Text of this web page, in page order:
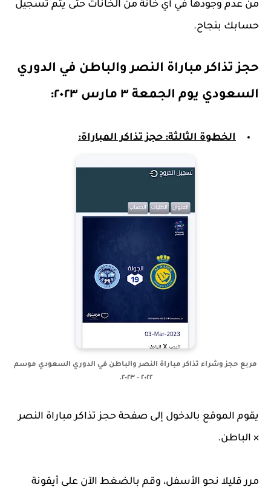
من عدم وجودها في أي خانة من الخانات حتى يتم تسجيل
حسابك بنجاح.
حجز تذاكر مباراة النصر والباطن في الدوري
السعودي يوم الجمعة ٣ مارس ٢٠٢٣:
الخطوة الثالثة: حجز تذاكر المباراة:
مربع حجز وشراء تذاكر مباراة النصر والباطن في الدوري السعودي موسم
٢٠٢٢ - ٢٠٢٣.
يقوم الموقع بالدخول إلى صفحة حجز تذاكر مباراة النصر
× الباطن.
مرر قليلا نحو الأسفل، وقم بالضغط الآن على أيقونة